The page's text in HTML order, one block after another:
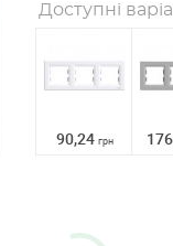
Доступні
90,24 грн